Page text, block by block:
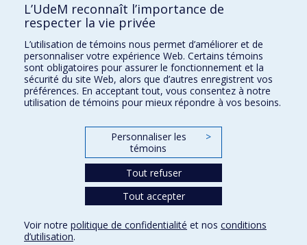
Kinésiologie et des sciences de l’activité physique
Orthophonie et audiologie
Réadaptation
Directions
DPC
CPASS
L’UdeM reconnaît l’importance de
respecter la vie privée
L’utilisation de témoins nous permet d’améliorer et de
personnaliser votre expérience Web. Certains témoins
sont obligatoires pour assurer le fonctionnement et la
sécurité du site Web, alors que d’autres enregistrent vos
préférences. En acceptant tout, vous consentez à notre
utilisation de témoins pour mieux répondre à vos besoins.
Personnaliser les
témoins
>
Tout refuser
Tout accepter
Voir notre politique de confidentialité et nos conditions
d’utilisation.